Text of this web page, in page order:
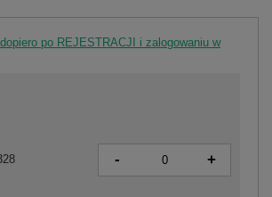
po REJESTRACJI i zalogowaniu w
- +